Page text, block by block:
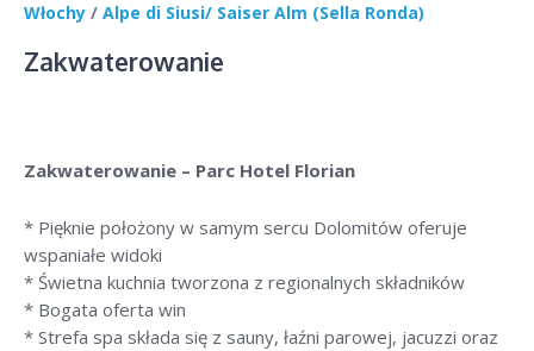
Włochy / Alpe di Siusi/ Saiser Alm (Sella Ronda)
Zakwaterowanie
Zakwaterowanie – Parc Hotel Florian
* Pięknie położony w samym sercu Dolomitów oferuje
wspaniałe widoki
* Świetna kuchnia tworzona z regionalnych składników
* Bogata oferta win
* Strefa spa składa się z sauny, łaźni parowej, jacuzzi oraz